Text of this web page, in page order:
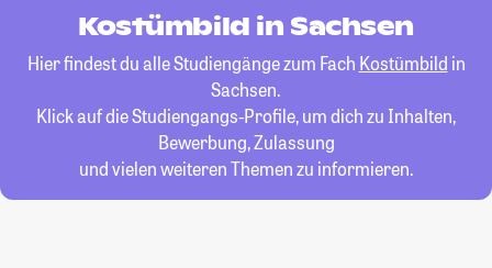
Kostümbild in Sachsen
Hier findest du alle Studiengänge zum Fach Kostümbild in
Sachsen.
Klick auf die Studiengangs-Profile, um dich zu Inhalten,
Bewerbung, Zulassung
und vielen weiteren Themen zu informieren.